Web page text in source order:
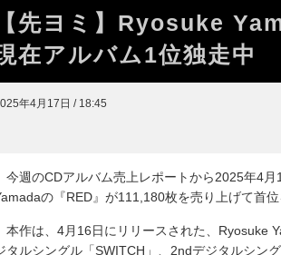
【先ヨミ】Ryosuke
在アルバム1位独走中
年4月17日 / 18:45
今週のCDアルバム売上レポートから2025年4
の『RED』が111,180枚を売り上げて首位
本作は、4月16日にリリースされた、Ryosuke
タルシングル「SWITCH」、2ndデジタルシン